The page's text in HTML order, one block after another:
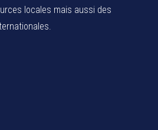
locales mais aussi des